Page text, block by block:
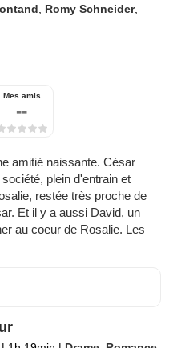
Romy Schneider,
Mes amis
--
amitié naissante. César
plein d'entrain et
restée très proche de
Et il y a aussi David, un
au coeur de Rosalie. Les